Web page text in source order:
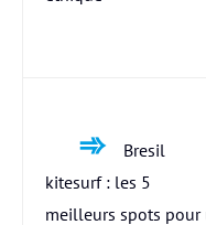
Bresil
kitesurf : les 5
meilleurs spots pour